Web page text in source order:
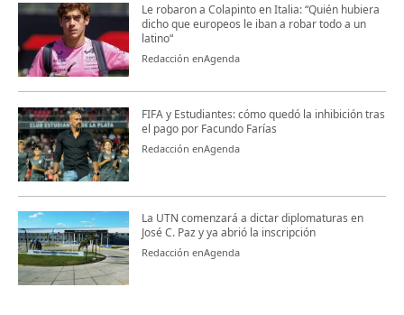
Le robaron a Colapinto en Italia: “Quién hubiera
dicho que europeos le iban a robar todo a un
latino“
Redacción enAgenda
FIFA y Estudiantes: cómo quedó la inhibición tras
el pago por Facundo Farías
Redacción enAgenda
La UTN comenzará a dictar diplomaturas en
José C. Paz y ya abrió la inscripción
Redacción enAgenda